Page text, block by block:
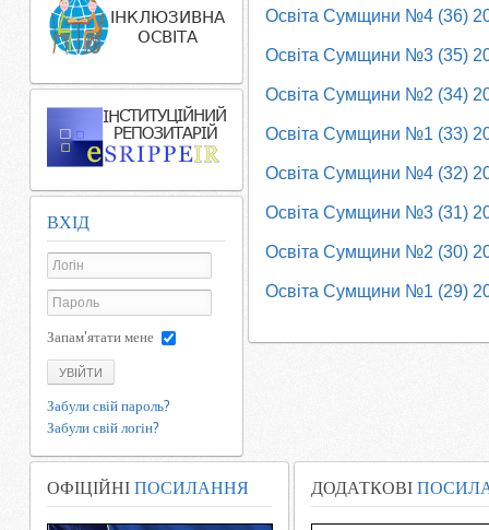
Освіта Сумщини №4 (36)
Освіта Сумщини №3 (35)
Освіта Сумщини №2 (34)
Освіта Сумщини №1 (33)
Освіта Сумщини №4 (32)
Освіта Сумщини №3 (31)
Освіта Сумщини №2 (30)
Освіта Сумщини №1 (29)
ВХІД
Запам'ятати мене
УВІЙТИ
Забули свій пароль?
Забули свій логін?
ОФІЦІЙНІ ПОСИЛАННЯ ДОДАТКОВІ